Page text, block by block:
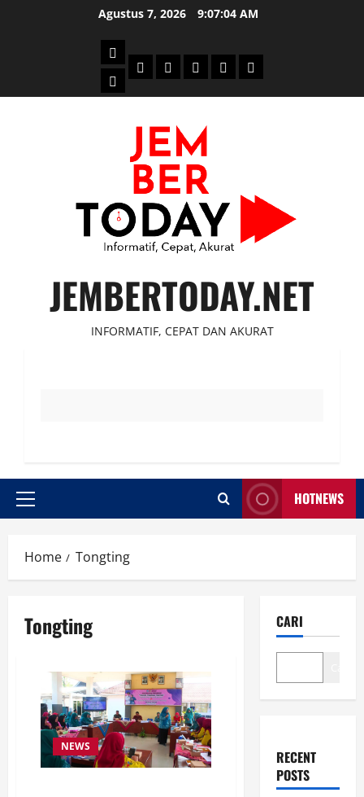
Agustus 7, 2026 9:07:05 AM
Beranda
News
PolitikOtomotifEkonomiSosialtentang
JEMBERTODAY.NET
INFORMATIF, CEPAT DAN AKURAT
Primary
HOTNEWS
Home Tongting
Tongting
NEWS
CARI
RECENT
POSTS